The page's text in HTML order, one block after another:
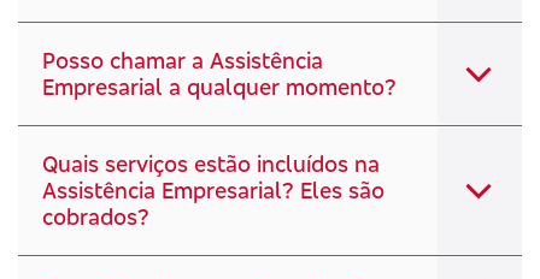
Posso chamar a Assistência
Empresarial a qualquer momento?
Quais serviços estão incluídos na
Assistência Empresarial? Eles são
cobrados?